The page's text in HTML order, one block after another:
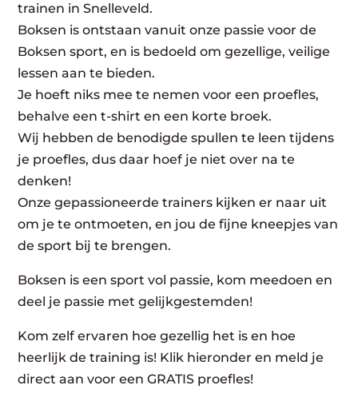
trainen in Snelleveld.
Boksen is ontstaan vanuit onze passie voor de
Boksen sport, en is bedoeld om gezellige, veilige
lessen aan te bieden.
Je hoeft niks mee te nemen voor een proefles,
behalve een t-shirt en een korte broek.
Wij hebben de benodigde spullen te leen tijdens
je proefles, dus daar hoef je niet over na te
denken!
Onze gepassioneerde trainers kijken er naar uit
om je te ontmoeten, en jou de fijne kneepjes van
de sport bij te brengen.
Boksen is een sport vol passie, kom meedoen en
deel je passie met gelijkgestemden!
Kom zelf ervaren hoe gezellig het is en hoe
heerlijk de training is! Klik hieronder en meld je
direct aan voor een GRATIS proefles!